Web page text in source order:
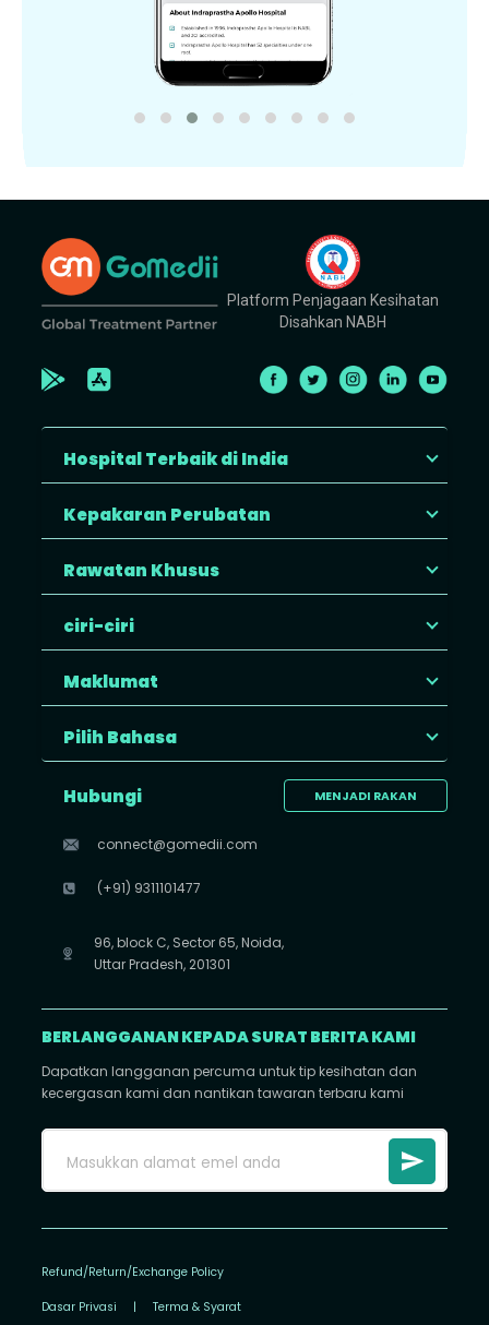
Platform Penjagaan Kesihatan
Disahkan NABH
Hospital Terbaik di India
Kepakaran Perubatan
Rawatan Khusus
ciri-ciri
Maklumat
Pilih Bahasa
MENJADI RAKAN
Hubungi
connect@gomedii.com
(+91) 9311101477
96, block C, Sector 65, Noida,
Uttar Pradesh, 201301
BERLANGGANAN KEPADA SURAT BERITA KAMI
Dapatkan langganan percuma untuk tip kesihatan dan
kecergasan kami dan nantikan tawaran terbaru kami
Refund/Return/Exchange Policy
Dasar Privasi | Terma & Syarat